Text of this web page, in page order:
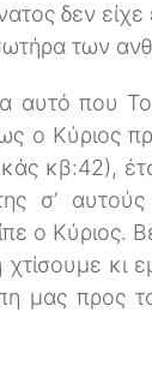
δεν
των
αυτό που
ο Κύριος
κβ:42),
σ’
ο Κύριος.
κι
μας προς